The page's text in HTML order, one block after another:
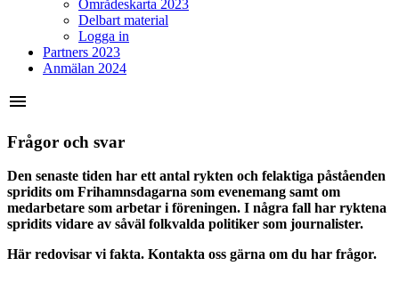
Områdeskarta 2023
Delbart material
Logga in
Partners 2023
Anmälan 2024
menu
Frågor och svar
Den senaste tiden har ett antal rykten och felaktiga påståenden
spridits om Frihamnsdagarna som evenemang samt om
medarbetare som arbetar i föreningen. I några fall har ryktena
spridits vidare av såväl folkvalda politiker som journalister.
Här redovisar vi fakta. Kontakta oss gärna om du har frågor.